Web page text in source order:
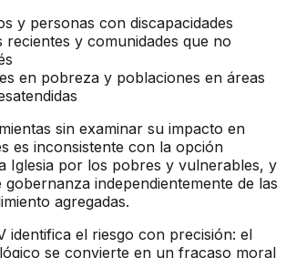
y personas con discapacidades
recientes y comunidades que no
en pobreza y poblaciones en áreas
sin examinar su impacto en
es inconsistente con la opción
Iglesia por los pobres y vulnerables, y
independientemente de las
agregadas.
identifica el riesgo con precisión: el
se convierte en un fracaso moral